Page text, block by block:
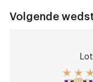
Volgende